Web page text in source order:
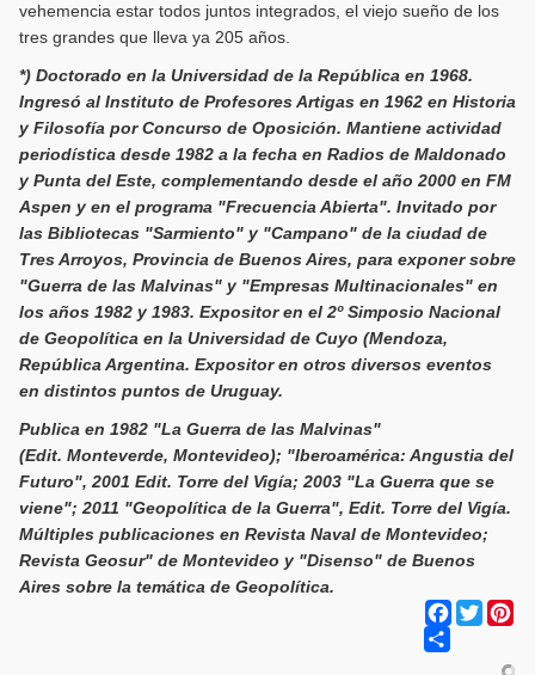
vehemencia estar todos juntos integrados, el viejo sueño de los
tres grandes que lleva ya 205 años.
*) Doctorado en la Universidad de la República en 1968.
Ingresó al Instituto de Profesores Artigas en 1962 en Historia
y Filosofía por Concurso de Oposición. Mantiene actividad
periodística desde 1982 a la fecha en Radios de Maldonado
y Punta del Este, complementando desde el año 2000 en FM
Aspen y en el programa "Frecuencia Abierta". Invitado por
las Bibliotecas "Sarmiento" y "Campano" de la ciudad de
Tres Arroyos, Provincia de Buenos Aires, para exponer sobre
"Guerra de las Malvinas" y "Empresas Multinacionales" en
los años 1982 y 1983. Expositor en el 2º Simposio Nacional
de Geopolítica en la Universidad de Cuyo (Mendoza,
República Argentina. Expositor en otros diversos eventos
en distintos puntos de Uruguay.
Publica en 1982 "La Guerra de las Malvinas"
(Edit. Monteverde, Montevideo); "Iberoamérica: Angustia del
Futuro", 2001 Edit. Torre del Vigía; 2003 "La Guerra que se
viene"; 2011 "Geopolítica de la Guerra", Edit. Torre del Vigía.
Múltiples publicaciones en Revista Naval de Montevideo;
Revista Geosur" de Montevideo y "Disenso" de Buenos
Aires sobre la temática de Geopolítica.
Facebook
Twitter